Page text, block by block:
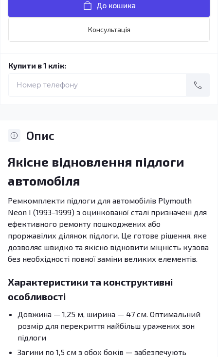
До кошика
Консультація
Купити в 1 клік:
Опис
Якісне відновлення підлоги
автомобіля
Ремкомплекти підлоги для автомобілів Plymouth
Neon I (1993–1999) з оцинкованої сталі призначені для
ефективного ремонту пошкоджених або
проржавілих ділянок підлоги. Це готове рішення, яке
дозволяє швидко та якісно відновити міцність кузова
без необхідності повної заміни великих елементів.
Характеристики та конструктивні
особливості
Довжина — 1,25 м, ширина — 47 см. Оптимальний
розмір для перекриття найбільш уражених зон
підлоги
Загини по 1,5 см з обох боків — забезпечують